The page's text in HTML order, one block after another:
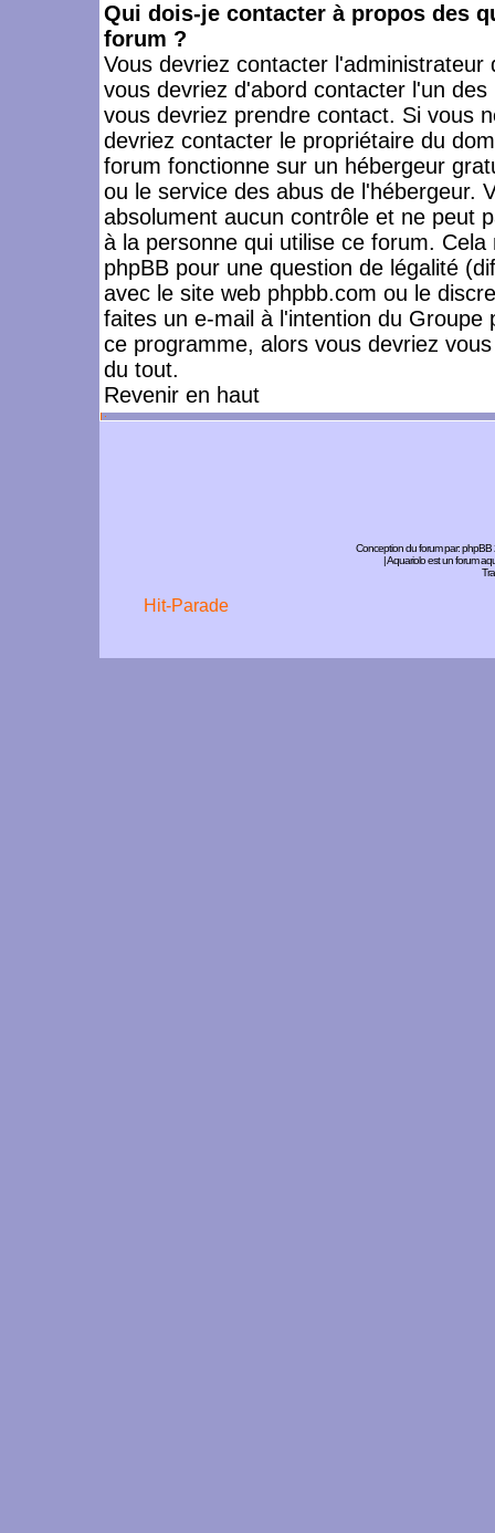
Qui dois-je contacter à propos des
forum ?
Vous devriez contacter
vous devriez d'abord contacter l'un
vous devriez prendre contact. Si vous
devriez contacter le propriétaire du
forum fonctionne sur un hébergeur
ou le service des abus de l'hébergeur.
absolument aucun contrôle et ne peut
à la personne qui utilise ce forum.
phpBB pour une question de légalité
avec le site web phpbb.com ou le
faites un e-mail à l'intention du
ce programme, alors vous devriez
du tout.
Revenir en haut
Conception du forum par:phpBB
| Aquariolo est un forum